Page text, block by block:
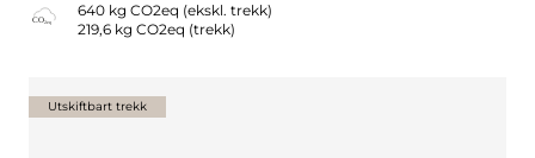
640 kg CO2eq (ekskl. trekk)
219,6 kg CO2eq (trekk)
Utskiftbart trekk